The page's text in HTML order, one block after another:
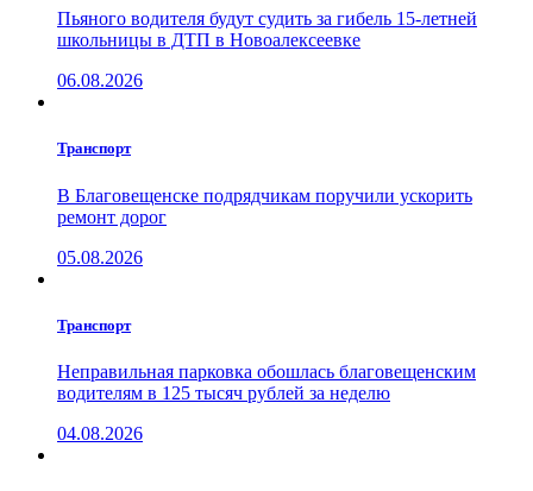
Пьяного водителя будут судить за гибель 15-летней
школьницы в ДТП в Новоалексеевке
06.08.2026
Транспорт
В Благовещенске подрядчикам поручили ускорить
ремонт дорог
05.08.2026
Транспорт
Неправильная парковка обошлась благовещенским
водителям в 125 тысяч рублей за неделю
04.08.2026